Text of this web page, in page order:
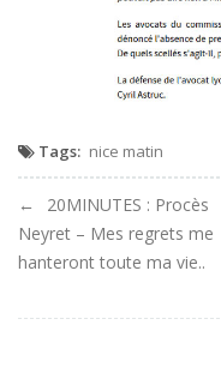
Tags: nice matin
Navigation
de
l'article
20MINUTES : Procès
Neyret – Mes regrets me
hanteront toute ma vie..